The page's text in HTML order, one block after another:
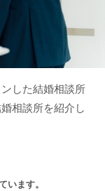
した結婚相談所
相談所を紹介し
います。